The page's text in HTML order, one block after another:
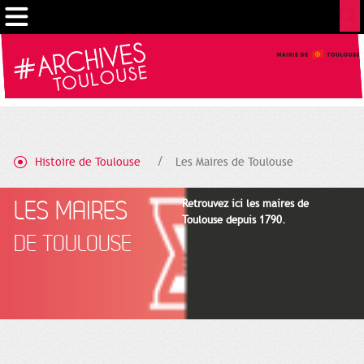
Histoire de Toulouse Les Maires de Toulouse
LES MAIRES
DE TOULOUSE
Retrouvez ici les maires de
Toulouse depuis 1790.
Gestion de vos préférences sur les cookies